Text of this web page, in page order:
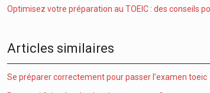
Optimisez votre préparation au TOEIC : des conseils
Articles similaires
Se préparer correctement pour passer l’examen toeic